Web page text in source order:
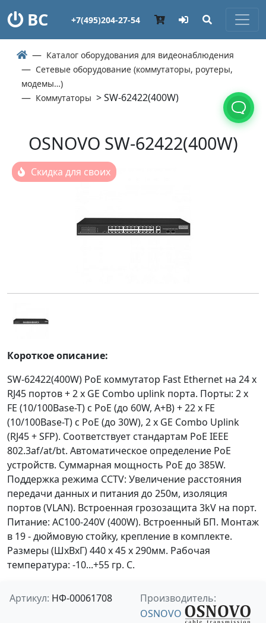
ВС +7(495)204-27-54
Каталог оборудования для видеонаблюдения
Сетевые оборудование (коммутаторы, роутеры,
модемы…)
Коммутаторы > SW-62422(400W)
OSNOVO SW-62422(400W)
Скидка для своих
Короткое описание:
SW-62422(400W) PoE коммутатор Fast Ethernet на 24 x
RJ45 портов + 2 x GE Combo uplink порта. Порты: 2 x
FE (10/100Base-T) с PoE (до 60W, A+B) + 22 x FE
(10/100Base-T) с PoE (до 30W), 2 x GE Combo Uplink
(RJ45 + SFP). Соответствует стандартам PoE IEEE
802.3af/at/bt. Автоматическое определение PoE
устройств. Суммарная мощность PoE до 385W.
Поддержка режима CCTV: Увеличение расстояния
передачи данных и питания до 250м, изоляция
портов (VLAN). Встроенная грозозащита 3kV на порт.
Питание: AC100-240V (400W). Встроенный БП. Монтаж
в 19 - дюймовую стойку, крепление в комплекте.
Размеры (ШxВxГ) 440 x 45 x 290мм. Рабочая
температура: -10...+55 гр. С.
Артикул: НФ-00061708
Производитель:
OSNOVO